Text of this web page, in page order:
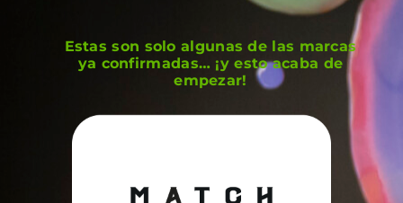
Estas son solo algunas de las marcas
ya confirmadas… ¡y esto acaba de
empezar!